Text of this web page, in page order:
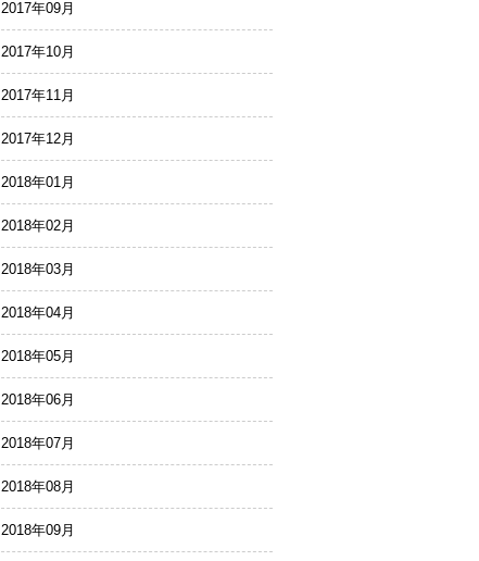
2017年09月
2017年10月
2017年11月
2017年12月
2018年01月
2018年02月
2018年03月
2018年04月
2018年05月
2018年06月
2018年07月
2018年08月
2018年09月